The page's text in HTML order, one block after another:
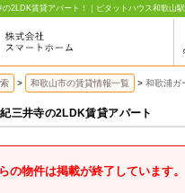
和歌山市の賃貸情報一覧 和歌浦ガ
紀三井寺の2LDK賃貸アパート
の物件は掲載が終了しています。